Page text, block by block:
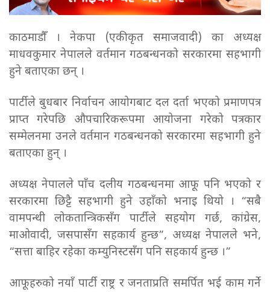
काठमाडौँ । नेकपा (एकीकृत समाजवादी) का अध्यक्ष
माधवकुमार नेपालले वर्तमान गठबन्धनको सरकारमा सहभागी
हुने बताएका छन् ।
पार्टीले बुधबार निर्वाचन आयोगबाट दल दर्ता भएको प्रमाणपत्र
प्राप्त गरेपछि औपचारिकरूपमा आयोजना गरेको पत्रकार
सम्मेलनमा उनले वर्तमान गठबन्धनको सरकारमा सहभागी हुने
बताएका हुन् ।
अध्यक्ष नेपालले पाँच दलीय गठबन्धनमा आफू पनि भएको र
सरकारमा छिट्टै सहभागी हुने उहाँको भनाइ थियो । “सबै
वामपन्थी लोकतान्त्रिकसँग पार्टीले सहयोग गर्छ, कांग्रेस,
माओवादी, जसपासँग सहकार्य हुन्छ”, अध्यक्ष नेपालले भने,
“सत्ता बाहिर रहेका कम्युनिस्टसँग पनि सहकार्य हुन्छ ।”
आफूहरुको नयाँ पार्टी राष्ट्र र जनताप्रति समर्पित भई काम गर्ने